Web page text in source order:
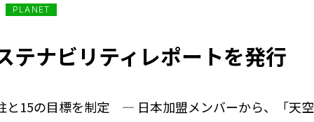
PLANET
テナビリティレポートを発行
と15の目標を制定 ― 日本加盟メンバーから、「天